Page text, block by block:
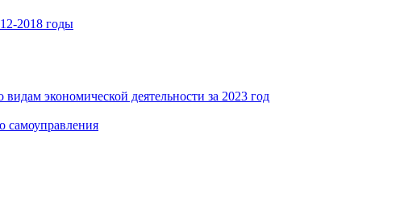
2018 годы
экономической деятельности за 2023 год
самоуправления